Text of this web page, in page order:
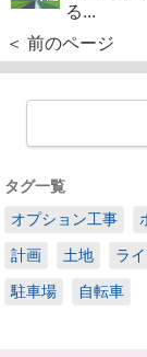
る...
＜ 前のページ
タグ一覧
オプション工事
計画 土地 ラ
駐車場 自転車